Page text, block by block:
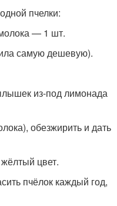
пчелки:
— 1 шт.
самую дешевую).
из-под лимонада
обезжирить и дать
цвет.
пчёлок каждый год,